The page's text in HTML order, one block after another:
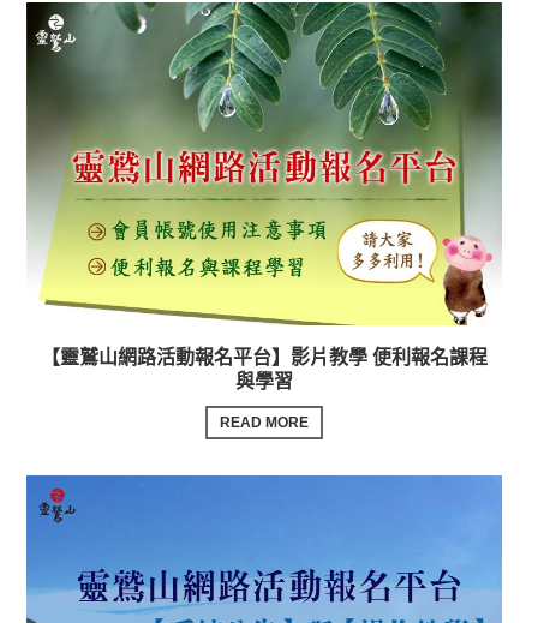
【靈鷲山網路活動報名平台】影片教學 便利報名課程
與學習
READ MORE